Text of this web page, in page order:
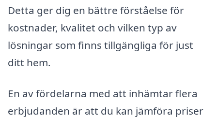
Detta ger dig en bättre förståelse för
kostnader, kvalitet och vilken typ av
lösningar som finns tillgängliga för just
ditt hem.
En av fördelarna med att inhämtar flera
erbjudanden är att du kan jämföra priser